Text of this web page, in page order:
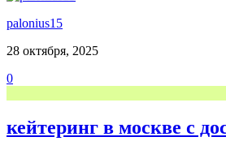
palonius15
28 октября, 2025
0
кейтеринг в москве с